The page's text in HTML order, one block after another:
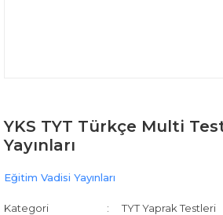
YKS TYT Türkçe Multi
Yayınları
Eğitim Vadisi Yayınları
Kategori
TYT Yaprak Testleri